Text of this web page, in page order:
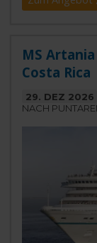
MS
Costa Rica
29. DEZ 2026
NACH